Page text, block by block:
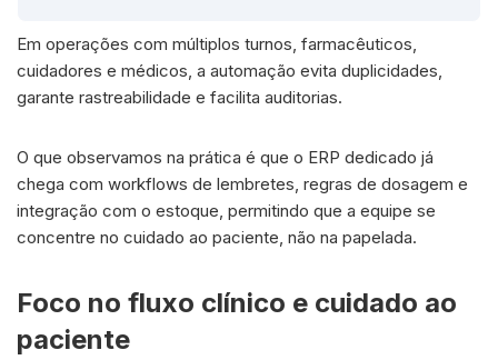
Em operações com múltiplos turnos, farmacêuticos,
cuidadores e médicos, a automação evita duplicidades,
garante rastreabilidade e facilita auditorias.
O que observamos na prática é que o ERP dedicado já
chega com workflows de lembretes, regras de dosagem e
integração com o estoque, permitindo que a equipe se
concentre no cuidado ao paciente, não na papelada.
Foco no fluxo clínico e cuidado ao
paciente